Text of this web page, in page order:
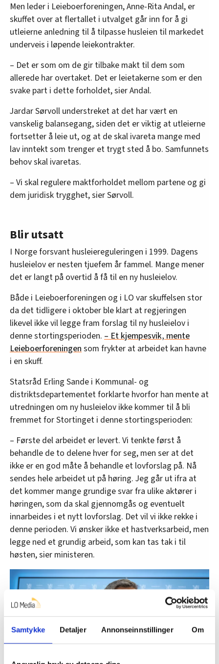
Samtykke Detaljer Annonseinnstillinger Om
Men leder i Leieboerforeningen, Anne-Rita Andal, er
skuffet over at flertallet i utvalget går inn for å gi
utleierne anledning til å tilpasse husleien til markedet
underveis i løpende leiekontrakter.
– Det er som om de gir tilbake makt til dem som
allerede har overtaket. Det er leietakerne som er den
svake part i dette forholdet, sier Andal.
Jardar Sørvoll understreket at det har vært en
vanskelig balansegang, siden det er viktig at utleierne
fortsetter å leie ut, og at de skal ivareta mange med
lav inntekt som trenger et trygt sted å bo. Samfunnets
behov skal ivaretas.
– Vi skal regulere maktforholdet mellom partene og gi
dem juridisk trygghet, sier Sørvoll.
Blir utsatt
I Norge forsvant husleiereguleringen i 1999. Dagens
husleielov er nesten tjuefem år fammel. Mange mener
det er langt på overtid å få til en ny husleielov.
Både i Leieboerforeningen og i LO var skuffelsen stor
da det tidligere i oktober ble klart at regjeringen
likevel ikke vil legge fram forslag til ny husleielov i
denne stortingsperioden. – Et kjempesvik, mente
Leieboerforeningensom frykter at arbeidet kan havne
i en skuff.
Statsråd Erling Sande i Kommunal- og
distriktsdepartementet forklarte hvorfor han mente at
utredningen om ny husleielov ikke kommer til å bli
fremmet for Stortinget i denne stortingsperioden:
– Første del arbeidet er levert. Vi tenkte først å
behandle de to delene hver for seg, men ser at det
ikke er en god måte å behandle et lovforslag på. Nå
sendes hele arbeidet ut på høring. Jeg går ut ifra at
det kommer mange grundige svar fra ulike aktører i
høringen, som da skal gjennomgås og eventuelt
innarbeides i et nytt lovforslag. Det vil vi ikke rekke i
denne perioden. Vi ønsker ikke et hastverksarbeid, men
legge ned et grundig arbeid, som kan tas tak i til
høsten, sier ministeren.